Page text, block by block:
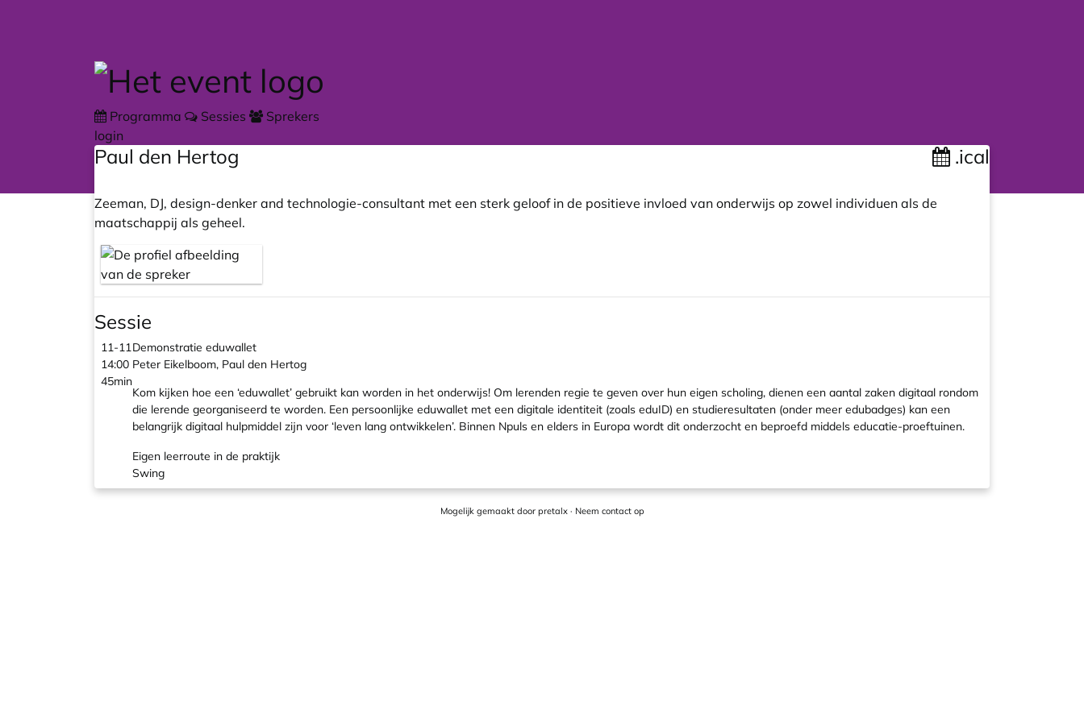
Programma Sessies
Sprekers
login
Paul den Hertog .ical
Zeeman, DJ, design-denker and technologie-consultant met een sterk geloof in de positieve invloed van onderwijs op zowel individuen als de
maatschappij als geheel.
Sessie
11-11
14:00
45min
Demonstratie eduwallet
Peter Eikelboom, Paul den Hertog
Kom kijken hoe een ‘eduwallet’ gebruikt kan worden in het onderwijs! Om lerenden regie te geven over hun eigen scholing, dienen een aantal zaken digitaal rondom
die lerende georganiseerd te worden. Een persoonlijke eduwallet met een digitale identiteit (zoals eduID) en studieresultaten (onder meer edubadges) kan een
belangrijk digitaal hulpmiddel zijn voor ‘leven lang ontwikkelen’. Binnen Npuls en elders in Europa wordt dit onderzocht en beproefd middels educatie-proeftuinen.
Eigen leerroute in de praktijk
Swing
Mogelijk gemaakt door pretalx· Neem contact op